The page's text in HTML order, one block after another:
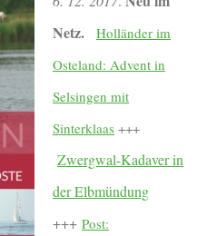
Netz.
Holländer im
Osteland: Advent in
Selsingen mit
Sinterklaas +++
Zwergwal-Kadaver in
der Elbmündung
+++ Post: